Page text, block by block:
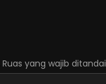
Ruas yang wajib ditandai